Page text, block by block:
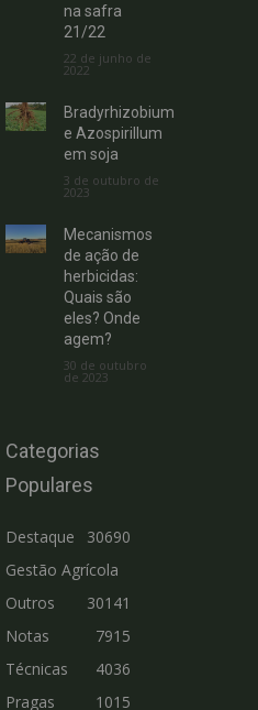
na safra
21/22
22 de junho de
2022
Bradyrhizobium
e Azospirillum
em soja
3 de outubro de
2023
Mecanismos
de ação de
herbicidas:
Quais são
eles? Onde
agem?
30 de outubro
de 2023
Categorias
Populares
Destaque
30690
Gestão Agrícola
30141
Outros
7915
Notas
Técnicas
4036
Pragas
1015